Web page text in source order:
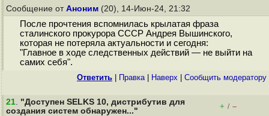
Сообщение от Аноним (20), 14-Июн-24, 21:32
После прочтения вспомнилась крылатая фраза
сталинского прокурора СССР Андрея Вышинского,
которая не потеряла актуальности и сегодня:
"Главное в ходе следственных действий — не выйти на
самих себя".
Ответить Правка| Наверх Cообщить модератору
21. "Доступен SELKS 10, дистрибутив для
создания систем обнаружен..."
+ / –